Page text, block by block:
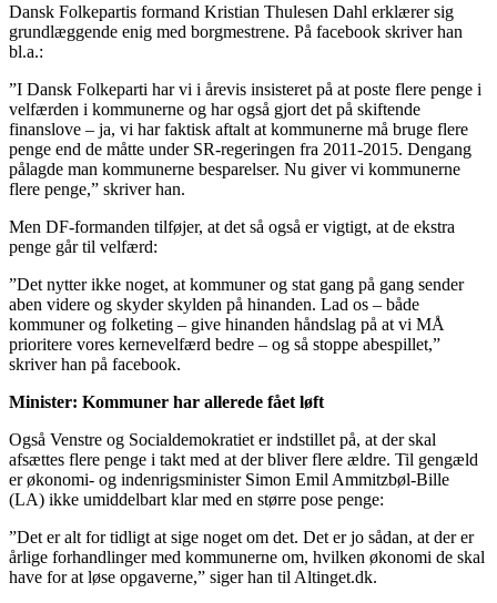
Dansk Folkepartis formand Kristian Thulesen Dahl erklærer sig
grundlæggende enig med borgmestrene. På facebook skriver han
bl.a.:
”I Dansk Folkeparti har vi i årevis insisteret på at poste flere penge i
velfærden i kommunerne og har også gjort det på skiftende
finanslove – ja, vi har faktisk aftalt at kommunerne må bruge flere
penge end de måtte under SR-regeringen fra 2011-2015. Dengang
pålagde man kommunerne besparelser. Nu giver vi kommunerne
flere penge,” skriver han.
Men DF-formanden tilføjer, at det så også er vigtigt, at de ekstra
penge går til velfærd:
”Det nytter ikke noget, at kommuner og stat gang på gang sender
aben videre og skyder skylden på hinanden. Lad os – både
kommuner og folketing – give hinanden håndslag på at vi MÅ
prioritere vores kernevelfærd bedre – og så stoppe abespillet,”
skriver han på facebook.
Minister: Kommuner har allerede fået løft
Også Venstre og Socialdemokratiet er indstillet på, at der skal
afsættes flere penge i takt med at der bliver flere ældre. Til gengæld
er økonomi- og indenrigsminister Simon Emil Ammitzbøl-Bille
(LA) ikke umiddelbart klar med en større pose penge:
”Det er alt for tidligt at sige noget om det. Det er jo sådan, at der er
årlige forhandlinger med kommunerne om, hvilken økonomi de skal
have for at løse opgaverne,” siger han til Altinget.dk.